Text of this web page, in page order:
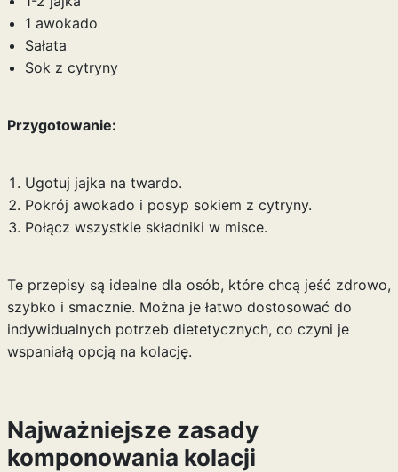
1 awokado
Sałata
Sok z cytryny
Przygotowanie:
Ugotuj jajka na twardo.
Pokrój awokado i posyp sokiem z cytryny.
Połącz wszystkie składniki w misce.
Te przepisy są idealne dla osób, które chcą jeść zdrowo,
szybko i smacznie. Można je łatwo dostosować do
indywidualnych potrzeb dietetycznych, co czyni je
wspaniałą opcją na kolację.
Najważniejsze zasady
komponowania kolacji